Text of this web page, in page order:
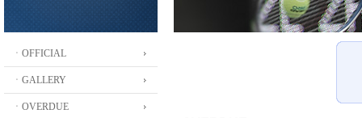
ㆍOFFICIAL
ㆍGALLERY
ㆍOVERDUE